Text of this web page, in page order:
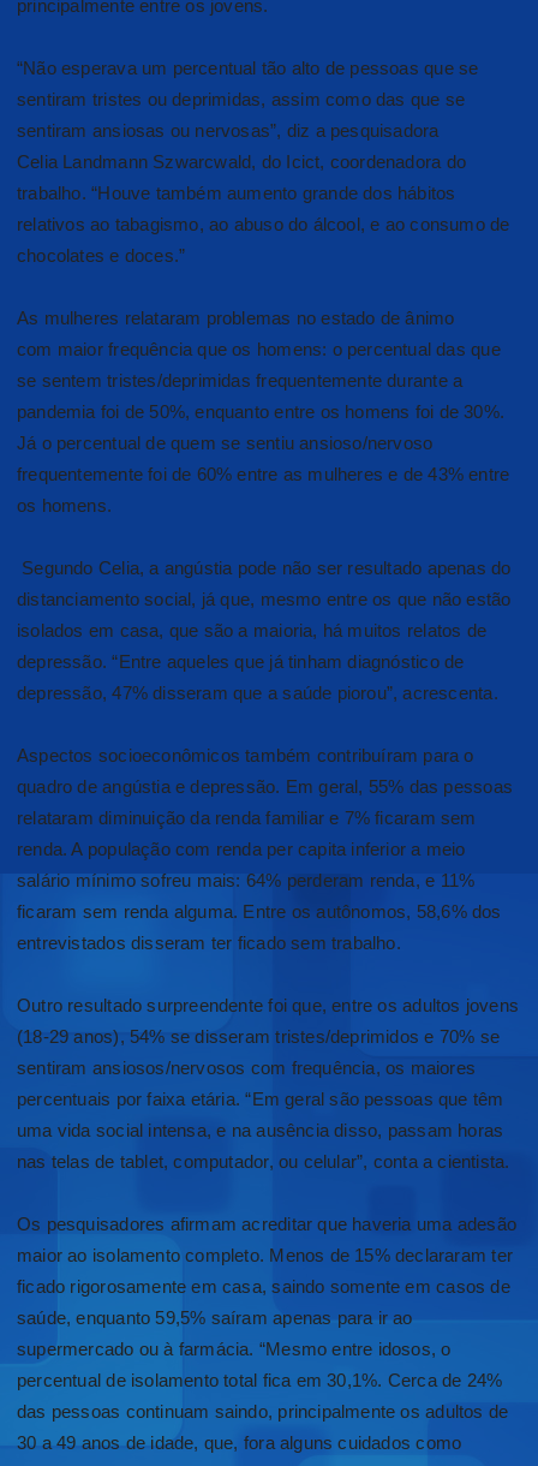
principalmente entre os jovens.
“Não esperava um percentual tão alto de pessoas que se
sentiram tristes ou deprimidas, assim como das que se
sentiram ansiosas ou nervosas”, diz a pesquisadora
Celia Landmann Szwarcwald, do Icict, coordenadora do
trabalho. “Houve também aumento grande dos hábitos
relativos ao tabagismo, ao abuso do álcool, e ao consumo de
chocolates e doces.”
As mulheres relataram problemas no estado de ânimo
com maior frequência que os homens: o percentual das que
se sentem tristes/deprimidas frequentemente durante a
pandemia foi de 50%, enquanto entre os homens foi de 30%.
Já o percentual de quem se sentiu ansioso/nervoso
frequentemente foi de 60% entre as mulheres e de 43% entre
os homens.
Segundo Celia, a angústia pode não ser resultado apenas do
distanciamento social, já que, mesmo entre os que não estão
isolados em casa, que são a maioria, há muitos relatos de
depressão. “Entre aqueles que já tinham diagnóstico de
depressão, 47% disseram que a saúde piorou”, acrescenta.
Aspectos socioeconômicos também contribuíram para o
quadro de angústia e depressão. Em geral, 55% das pessoas
relataram diminuição da renda familiar e 7% ficaram sem
renda. A população com renda per capita inferior a meio
salário mínimo sofreu mais: 64% perderam renda, e 11%
ficaram sem renda alguma. Entre os autônomos, 58,6% dos
entrevistados disseram ter ficado sem trabalho.
Outro resultado surpreendente foi que, entre os adultos jovens
(18-29 anos), 54% se disseram tristes/deprimidos e 70% se
sentiram ansiosos/nervosos com frequência, os maiores
percentuais por faixa etária. “Em geral são pessoas que têm
uma vida social intensa, e na ausência disso, passam horas
nas telas de tablet, computador, ou celular”, conta a cientista.
Os pesquisadores afirmam acreditar que haveria uma adesão
maior ao isolamento completo. Menos de 15% declararam ter
ficado rigorosamente em casa, saindo somente em casos de
saúde, enquanto 59,5% saíram apenas para ir ao
supermercado ou à farmácia. “Mesmo entre idosos, o
percentual de isolamento total fica em 30,1%. Cerca de 24%
das pessoas continuam saindo, principalmente os adultos de
30 a 49 anos de idade, que, fora alguns cuidados como